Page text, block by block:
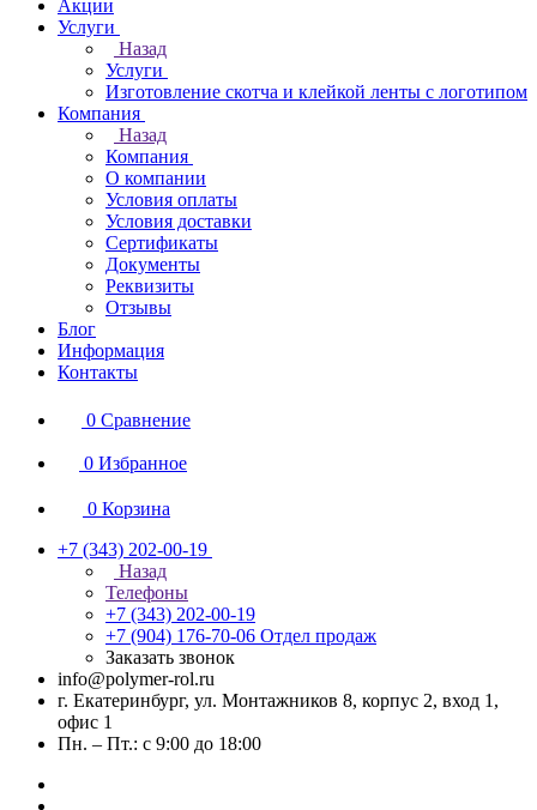
Акции
Услуги
Назад
Услуги
Изготовление скотча и клейкой ленты с логотипом
Компания
Назад
Компания
О компании
Условия оплаты
Условия доставки
Сертификаты
Документы
Реквизиты
Отзывы
Блог
Информация
Контакты
0 Сравнение
0 Избранное
0 Корзина
+7 (343) 202-00-19
Назад
Телефоны
+7 (343) 202-00-19
+7 (904) 176-70-06 Отдел продаж
Заказать звонок
info@polymer-rol.ru
г. Екатеринбург, ул. Монтажников 8, корпус 2, вход 1,
офис 1
Пн. – Пт.: с 9:00 до 18:00